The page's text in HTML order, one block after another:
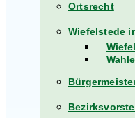
Ortsrecht
Wiefelstede